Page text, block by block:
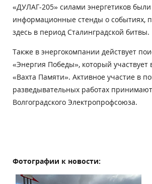
«ДУЛАГ-205» силами энергетиков
информационные стенды о событиях,
здесь в период Сталинградской битвы.
Также в энергокомпании действует
«Энергия Победы», который участвует
«Вахта Памяти». Активное участие в
разведывательных работах
Волгоградского Электропрофсоюза.
Фотографии к новости: